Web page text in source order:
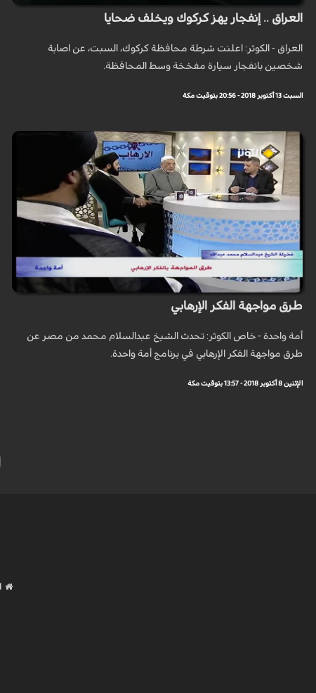
العراق .. إنفجار يهز كركوك ويخلف ضحايا
العراق - الكوثر: اعلنت شرطة محافظة كركوك، السبت، عن اصابة
شخصين بانفجار سيارة مفخخة وسط المحافظة.
السبت 13 أكتوبر 2018 - 20:56 بتوقيت مكة
طرق مواجهة الفكر الإرهابي
أمة واحدة - خاص الکوثر: تحدث الشیخ عبدالسلام محمد من مصر عن
طرق مواجهة الفکر الإرهابي في برنامج أمة واحدة.
الإثنين 8 أكتوبر 2018 - 13:57 بتوقيت مكة